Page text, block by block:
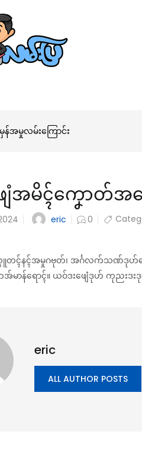
န်အမှုလမ်းကြောင်း
ေံအမိၚ်ကၞောတ်
eric 0
ၚ်နၚ်အမှုဂဗုတ်၊ အၚ်္ဂလက်သဏ်ဒုဟ်ၝောံ
မာန်ရောၚ်။ ယဝ်ဒးဖျေံဒုဟ် ကုညးဒ
eric
ALL AUTHOR POSTS